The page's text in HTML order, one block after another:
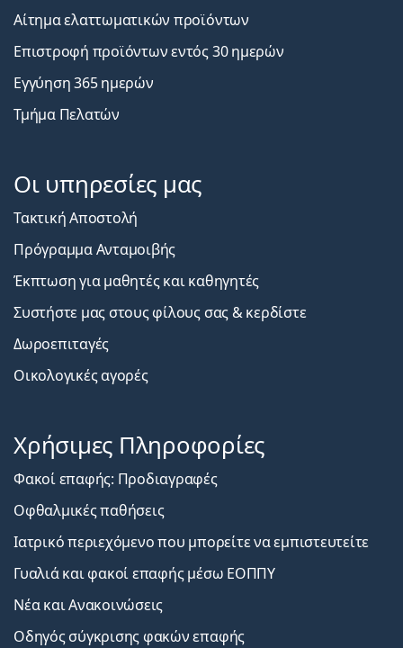
Αίτημα ελαττωματικών προϊόντων
Επιστροφή προϊόντων εντός 30 ημερών
Εγγύηση 365 ημερών
Τμήμα Πελατών
Οι υπηρεσίες μας
Τακτική Αποστολή
Πρόγραμμα Ανταμοιβής
Έκπτωση για μαθητές και καθηγητές
Συστήστε μας στους φίλους σας & κερδίστε
Δωροεπιταγές
Οικολογικές αγορές
Χρήσιμες Πληροφορίες
Φακοί επαφής: Προδιαγραφές
Οφθαλμικές παθήσεις
Ιατρικό περιεχόμενο που μπορείτε να εμπιστευτείτε
Γυαλιά και φακοί επαφής μέσω ΕΟΠΠΥ
Νέα και Ανακοινώσεις
Οδηγός σύγκρισης φακών επαφής